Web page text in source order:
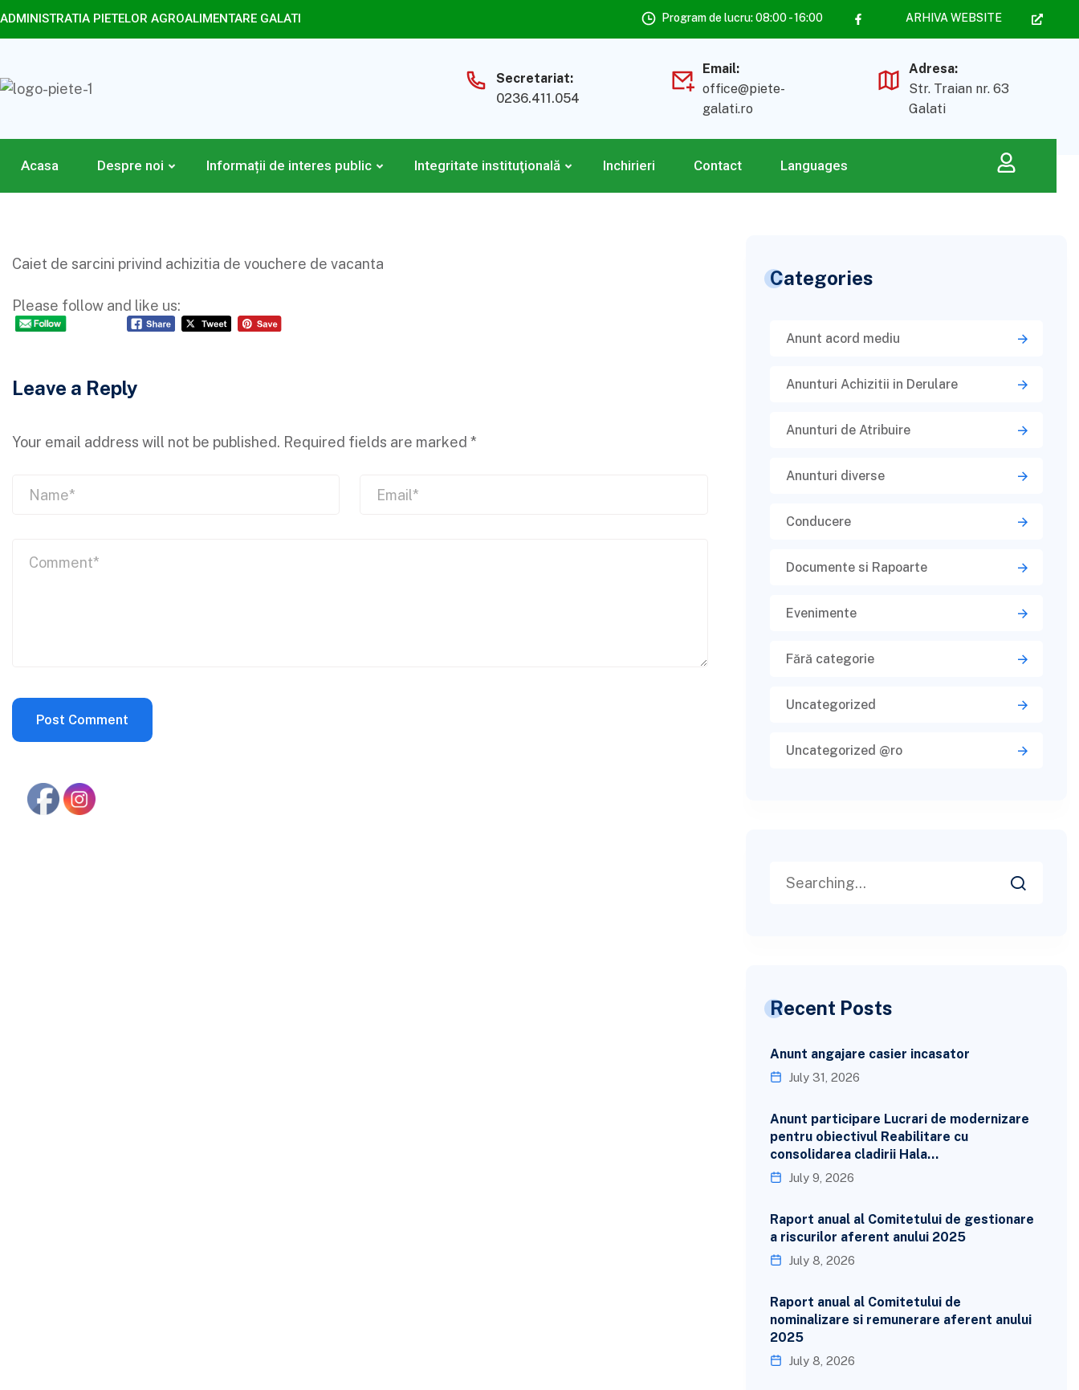
ADMINISTRATIA PIETELOR AGROALIMENTARE GALATI Program de lucru: 08:00 - 16:00 ARHIVA WEBSITE
Secretariat:
0236.411.054
Email:
office@piete-
galati.ro
Adresa:
Str. Traian nr. 63
Galati
Acasa Despre noi Informații de interes public Integritate instituţională Inchirieri Contact Languages
Caiet de sarcini privind achizitia de vouchere de vacanta
Please follow and like us:
Leave a Reply
Your email address will not be published. Required fields are marked *
Categories
Anunt acord mediu
Anunturi Achizitii in Derulare
Anunturi de Atribuire
Anunturi diverse
Conducere
Documente si Rapoarte
Evenimente
Fără categorie
Uncategorized
Uncategorized @ro
Recent Posts
Anunt angajare casier incasator
July 31, 2026
Anunt participare Lucrari de modernizare
pentru obiectivul Reabilitare cu
consolidarea cladirii Hala…
July 9, 2026
Raport anual al Comitetului de gestionare
a riscurilor aferent anului 2025
July 8, 2026
Raport anual al Comitetului de
nominalizare si remunerare aferent anului
2025
July 8, 2026